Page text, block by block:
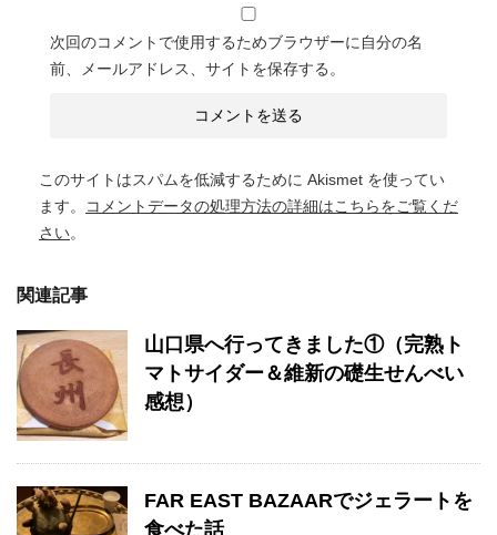
次回のコメントで使用するためブラウザーに自分の名
前、メールアドレス、サイトを保存する。
このサイトはスパムを低減するために Akismet を使ってい
ます。
コメントデータの処理方法の詳細はこちらをご覧くだ
さい。
関連記事
山口県へ行ってきました①（完熟ト
マトサイダー＆維新の礎生せんべい
感想）
FAR EAST BAZAARでジェラートを
食べた話